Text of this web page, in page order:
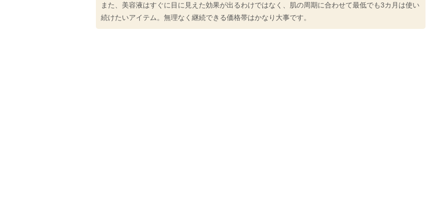
また、美容液はすぐに目に見えた効果が出るわけではなく、肌の周期に合わせて最低でも3カ月は使い
続けたいアイテム。無理なく継続できる価格帯はかなり大事です。